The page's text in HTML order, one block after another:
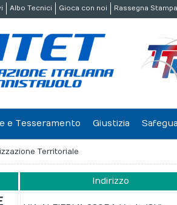
Albo Tecnici Gioca con noi Rassegna Stampa
e Tesseramento Giustizia
Territoriale
Indirizzo